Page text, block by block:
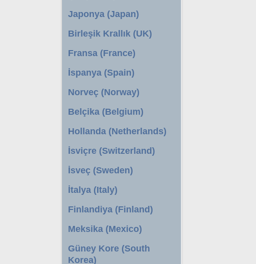
Japonya (Japan)
Birleşik Krallık (UK)
Fransa (France)
İspanya (Spain)
Norveç (Norway)
Belçika (Belgium)
Hollanda (Netherlands)
İsviçre (Switzerland)
İsveç (Sweden)
İtalya (Italy)
Finlandiya (Finland)
Meksika (Mexico)
Güney Kore (South
Korea)